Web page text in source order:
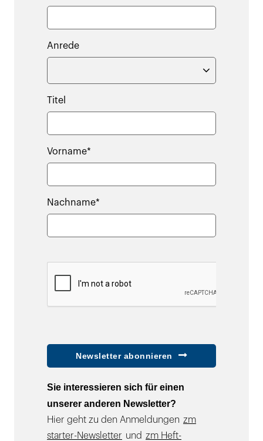
Anrede
Titel
Vorname*
Nachname*
Newsletter abonnieren
Sie interessieren sich für einen
unserer anderen Newsletter?
Hier geht zu den Anmeldungen zm
starter-Newsletter und zm Heft-